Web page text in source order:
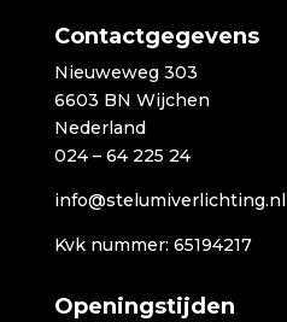
Contactgegevens
Nieuweweg 303
6603 BN Wijchen
Nederland
024 – 64 225 24
info@stelumiverlichting.nl
Kvk nummer: 65194217
Openingstijden